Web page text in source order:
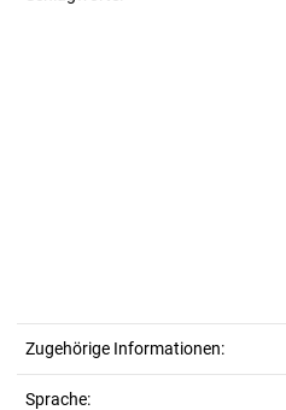
Zugehörige Informationen:
Sprache: